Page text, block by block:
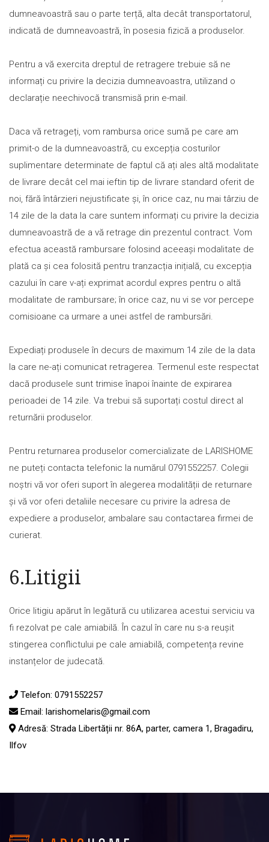
dumneavoastră sau o parte terță, alta decât transportatorul,
indicată de dumneavoastră, în posesia fizică a produselor.
Pentru a vă exercita dreptul de retragere trebuie să ne
informați cu privire la decizia dumneavoastra, utilizand o
declarație neechivocă transmisă prin e-mail.
Daca vă retrageți, vom rambursa orice sumă pe care am
primit-o de la dumneavoastră, cu excepția costurilor
suplimentare determinate de faptul că ați ales altă modalitate
de livrare decât cel mai ieftin tip de livrare standard oferit de
noi, fără întârzieri nejustificate și, în orice caz, nu mai târziu de
14 zile de la data la care suntem informați cu privire la decizia
dumneavoastră de a vă retrage din prezentul contract. Vom
efectua această rambursare folosind aceeași modalitate de
plată ca și cea folosită pentru tranzacția inițială, cu excepția
cazului în care v-ați exprimat acordul expres pentru o altă
modalitate de rambursare; în orice caz, nu vi se vor percepe
comisioane ca urmare a unei astfel de rambursări.
Expediați produsele în decurs de maximum 14 zile de la data
la care ne-ați comunicat retragerea. Termenul este respectat
dacă produsele sunt trimise înapoi înainte de expirarea
perioadei de 14 zile. Va trebui să suportați costul direct al
returnării produselor.
Pentru returnarea produselor comercializate de LARISHOME
ne puteți contacta telefonic la numărul 0791552257. Colegii
noștri vă vor oferi suport în alegerea modalității de returnare
și vă vor oferi detaliile necesare cu privire la adresa de
expediere a produselor, ambalare sau contactarea firmei de
curierat.
6.Litigii
Orice litigiu apărut în legătură cu utilizarea acestui serviciu va
fi rezolvat pe cale amiabilă. În cazul în care nu s-a reușit
stingerea conflictului pe cale amiabilă, competența revine
instanțelor de judecată.
Telefon: 0791552257
Email: larishomelaris@gmail.com
Adresă: Strada Libertății nr. 86A, parter, camera 1, Bragadiru,
Ilfov